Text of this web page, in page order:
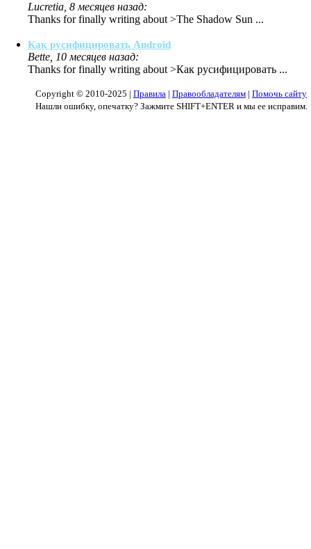
Lucretia, 8 месяцев назад:
Thanks for finally writing about >The Shadow Sun ...
Как русифицировать Android
Bette, 10 месяцев назад:
Thanks for finally writing about >Как русифицировать ...
Copyright © 2010-2025 | Правила | Правообладателям | Помочь сайту
Нашли ошибку, опечатку? Зажмите SHIFT+ENTER и мы ее исправим.